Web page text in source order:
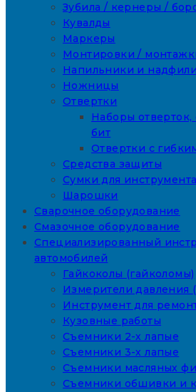
Зубила / кернеры /
Кувалды
Маркеры
Монтировки /
Напильники и надфили
Ножницы
Отвертки
Наборы отверток,
бит
Отвертки с
Средства защиты
Сумки для инструмента
Шарошки
Сварочное оборудование
Смазочное оборудование
Специализированный
автомобилей
Гайкоколы (гайколомы)
Измерители давления
Инструмент для
Кузовные работы
Съемники 2-х лапые
Съемники 3-х лапые
Съемники масляных
Съемники обшивки и